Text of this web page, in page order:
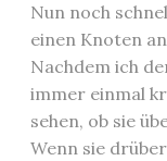
Nun noch
einen Knoten
Nachdem ich
immer einmal
sehen, ob sie
Wenn sie